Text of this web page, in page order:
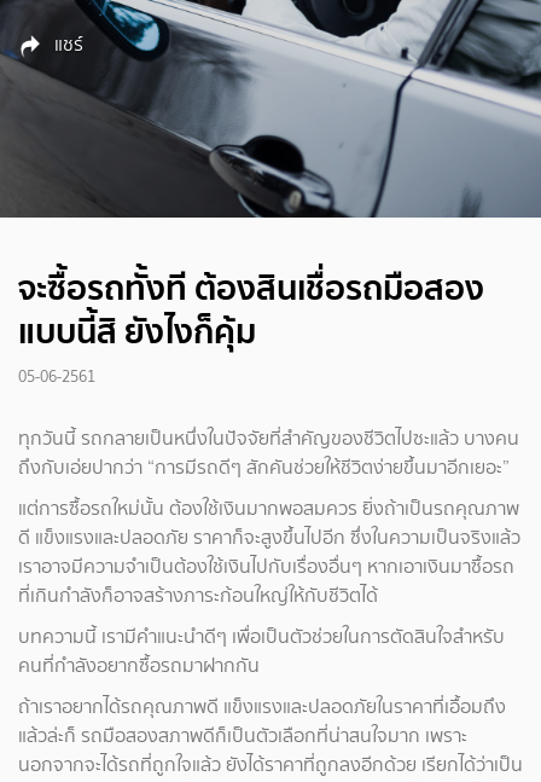
แชร์
จะซื้อรถทั้งที ต้องสินเชื่อรถมือสอง
แบบนี้สิ ยังไงก็คุ้ม
05-06-2561
ทุกวันนี้ รถกลายเป็นหนึ่งในปัจจัยที่สำคัญของชีวิตไปซะแล้ว บางคน
ถึงกับเอ่ยปากว่า “การมีรถดีๆ สักคันช่วยให้ชีวิตง่ายขึ้นมาอีกเยอะ”
แต่การซื้อรถใหม่นั้น ต้องใช้เงินมากพอสมควร ยิ่งถ้าเป็นรถคุณภาพ
ดี แข็งแรงและปลอดภัย ราคาก็จะสูงขึ้นไปอีก ซึ่งในความเป็นจริงแล้ว
เราอาจมีความจำเป็นต้องใช้เงินไปกับเรื่องอื่นๆ หากเอาเงินมาซื้อรถ
ที่เกินกำลังก็อาจสร้างภาระก้อนใหญ่ให้กับชีวิตได้
บทความนี้ เรามีคำแนะนำดีๆ เพื่อเป็นตัวช่วยในการตัดสินใจสำหรับ
คนที่กำลังอยากซื้อรถมาฝากกัน
ถ้าเราอยากได้รถคุณภาพดี แข็งแรงและปลอดภัยในราคาที่เอื้อมถึง
แล้วล่ะก็ รถมือสองสภาพดีก็เป็นตัวเลือกที่น่าสนใจมาก เพราะ
นอกจากจะได้รถที่ถูกใจแล้ว ยังได้ราคาที่ถูกลงอีกด้วย เรียกได้ว่าเป็น